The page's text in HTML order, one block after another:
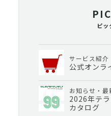
ピッ
サービス紹介
公式オンラ
お知らせ・最
2026年テ
カタログ